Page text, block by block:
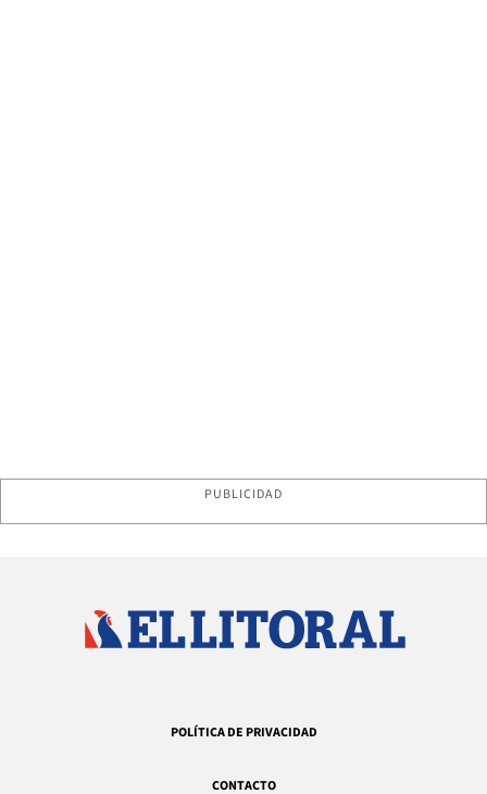
PUBLICIDAD
POLÍTICA DE PRIVACIDAD
CONTACTO